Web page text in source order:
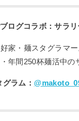
ブログコラボ：サラリ
家・麺スタグラマー
年間250杯麺活中の
グラム：